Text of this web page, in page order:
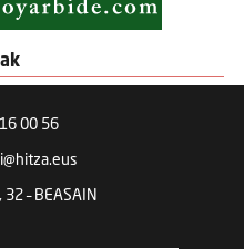
00 56
– BEASAIN